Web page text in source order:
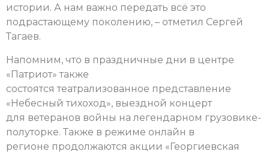
истории. А нам важно передать всё это
подрастающему поколению, – отметил Сергей
Тагаев.
Напомним, что в праздничные дни в центре
«Патриот» также
состоятся театрализованное представление
«Небесный тихоход», выездной концерт
для ветеранов войны на легендарном грузовике-
полуторке. Также в режиме онлайн в
регионе продолжаются акции «Георгиевская